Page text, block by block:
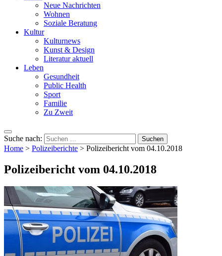
Neue Nachrichten
Wohnen
Soziale Beratung
Kultur
Kulturnews
Kunst & Design
Literatur aktuell
Leben
Gesundheit
Public Health
Sport
Familie
Zu Zweit
Suche nach:
Home > Polizeiberichte > Polizeibericht vom 04.10.2018
Polizeibericht vom 04.10.2018